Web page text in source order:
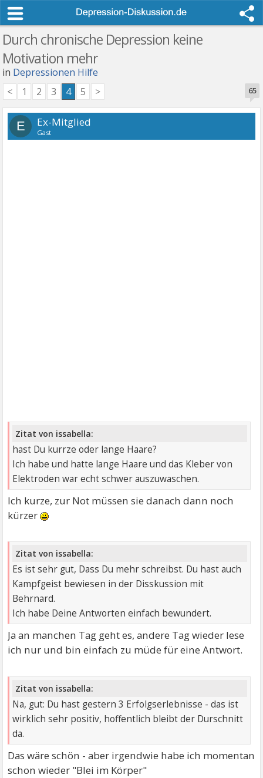
Durch chronische Depression keine
Motivation mehr
in Depressionen Hilfe
65
< 1 2 3 4 5 >
E Ex-Mitglied
Gast
Zitat von issabella:
hast Du kurrze oder lange Haare?
Ich habe und hatte lange Haare und das Kleber von
Elektroden war echt schwer auszuwaschen.
Ich kurze, zur Not müssen sie danach dann noch
kürzer
Zitat von issabella:
Es ist sehr gut, Dass Du mehr schreibst. Du hast auch
Kampfgeist bewiesen in der Disskussion mit
Behrnard.
Ich habe Deine Antworten einfach bewundert.
Ja an manchen Tag geht es, andere Tag wieder lese
ich nur und bin einfach zu müde für eine Antwort.
Zitat von issabella:
Na, gut: Du hast gestern 3 Erfolgserlebnisse - das ist
wirklich sehr positiv, hoffentlich bleibt der Durschnitt
da.
Das wäre schön - aber irgendwie habe ich momentan
schon wieder "Blei im Körper"